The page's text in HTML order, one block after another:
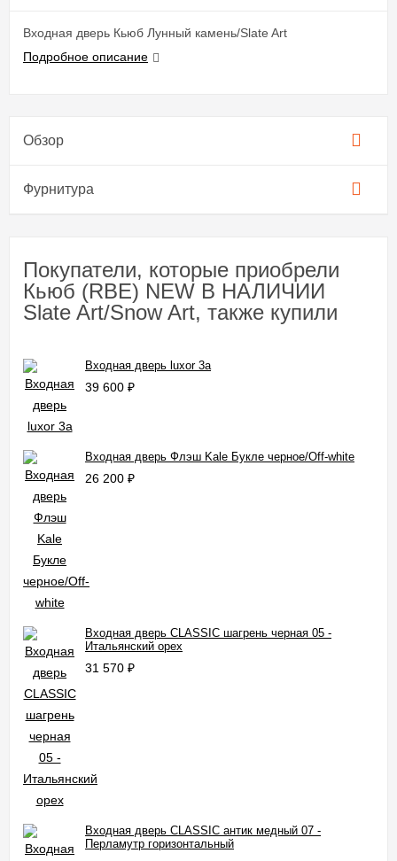
Входная дверь Кьюб Лунный камень/Slate Art
Подробное описание
Обзор
Фурнитура
Покупатели, которые приобрели
Кьюб (RBE) NEW В НАЛИЧИИ
Slate Art/Snow Art, также купили
Входная дверь luxor 3a
39 600 ₽
Входная дверь Флэш Kale Букле черное/Off-white
26 200 ₽
Входная дверь CLASSIC шагрень черная 05 -
Итальянский орех
31 570 ₽
Входная дверь CLASSIC антик медный 07 -
Перламутр горизонтальный